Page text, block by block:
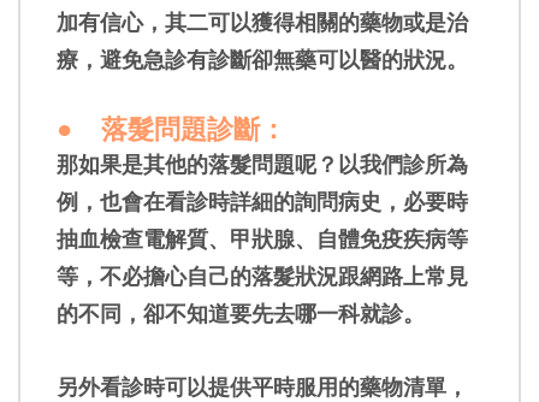
加有信心，其二可以獲得相關的藥物或是治
療，避免急診有診斷卻無藥可以醫的狀況。
● 落髮問題診斷：
那如果是其他的落髮問題呢？以我們診所為
例，也會在看診時詳細的詢問病史，必要時
抽血檢查電解質、甲狀腺、自體免疫疾病等
等，不必擔心自己的落髮狀況跟網路上常見
的不同，卻不知道要先去哪一科就診。
另外看診時可以提供平時服用的藥物清單，